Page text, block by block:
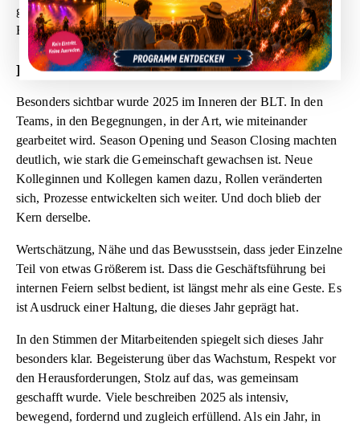
gezeigt hat, wie wertvoll es ist, neben Bewegung und
Begegnung auch Ruhe zuzulassen.
Das Herz der BLT
Besonders sichtbar wurde 2025 im Inneren der BLT. In den
Teams, in den Begegnungen, in der Art, wie miteinander
gearbeitet wird. Season Opening und Season Closing machten
deutlich, wie stark die Gemeinschaft gewachsen ist. Neue
Kolleginnen und Kollegen kamen dazu, Rollen veränderten
sich, Prozesse entwickelten sich weiter. Und doch blieb der
Kern derselbe.
Wertschätzung, Nähe und das Bewusstsein, dass jeder Einzelne
Teil von etwas Größerem ist. Dass die Geschäftsführung bei
internen Feiern selbst bedient, ist längst mehr als eine Geste. Es
ist Ausdruck einer Haltung, die dieses Jahr geprägt hat.
In den Stimmen der Mitarbeitenden spiegelt sich dieses Jahr
besonders klar. Begeisterung über das Wachstum, Respekt vor
den Herausforderungen, Stolz auf das, was gemeinsam
geschafft wurde. Viele beschreiben 2025 als intensiv,
bewegend, fordernd und zugleich erfüllend. Als ein Jahr, in